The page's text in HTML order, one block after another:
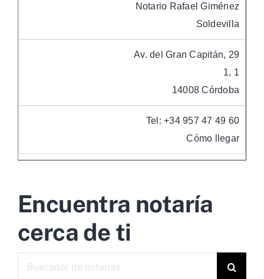
Notario Rafael Giménez
Soldevilla
Av. del Gran Capitán, 29
1, 1
14008 Córdoba
Tel: +34 957 47 49 60
Cómo llegar
Encuentra notaría
cerca de ti